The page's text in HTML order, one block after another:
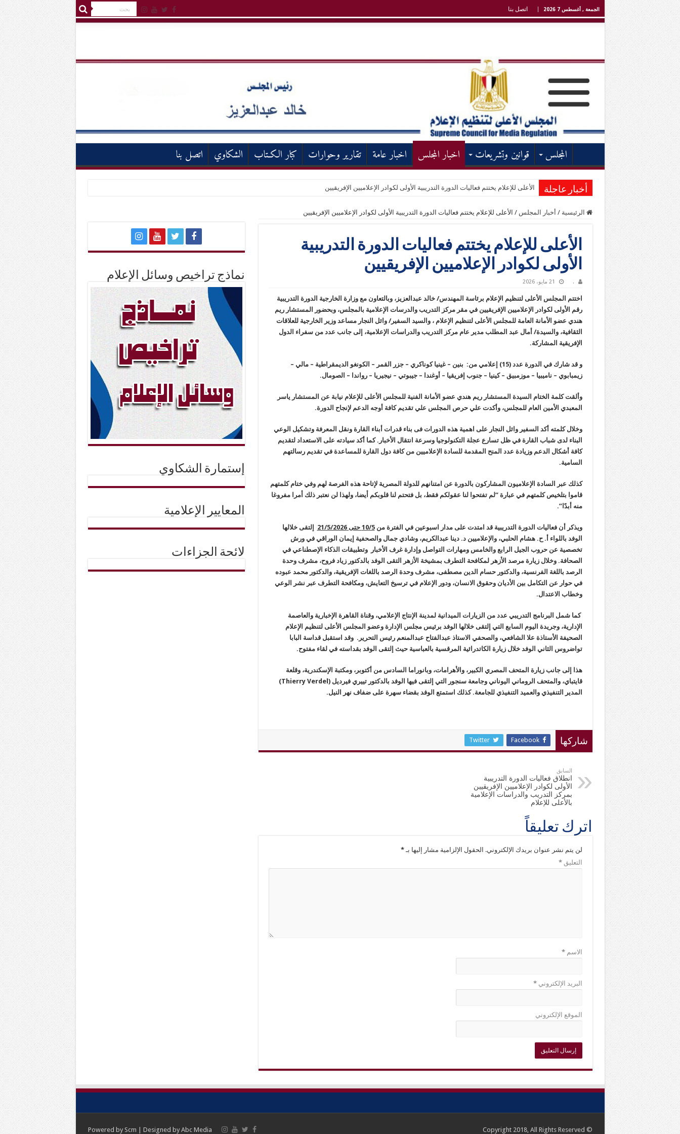
الجمعة , أغسطس 7 2026 اتصل بنا
المجلس قوانين وتشريعات اخبار المجلس اخبار عامة تقارير وحوارات كبار الكـتاب الشكاوي اتصل بنا
أخبار عاجلة الأعلى للإعلام يختتم فعاليات الدورة التدريبية الأولى لكوادر الإعلاميين الإفريقيين
الرئيسية / أخبار المجلس / الأعلى للإعلام يختتم فعاليات الدورة التدريبية الأولى لكوادر الإعلاميين الإفريقيين
الأعلى للإعلام يختتم فعاليات الدورة التدريبية
الأولى لكوادر الإعلاميين الإفريقيين
. 21 مايو، 2026
اختتم المجلس الأعلى لتنظيم الإعلام برئاسة المهندس/ خالد عبدالعزيز، وبالتعاون مع وزارة الخارجية الدورة التدريبية
رقم الأولى لكوادر الإعلاميين الإفريقيين في مقر مركز التدريب والدرسات الإعلامية بالمجلس، وبحضور المستشار ريم
هندي عضو الأمانة العامة للمجلس الأعلى لتنظيم الإعلام ، والسيد السفير/ وائل النجار مساعد وزير الخارجية للعلاقات
الثقافية، والسيدة/ أمال عبد المطلب مدير عام مركز التدريب والدراسات الإعلامية، إلى جانب عدد من سفراء الدول
الإفريقية المشاركة.
و قد شارك في الدورة عدد (15) إعلامي من: بنين – غينيا كوناكري – جزر القمر – الكونغو الديمقراطية – مالي –
زيمبابوي – ناميبيا – موزمبيق – كينيا – جنوب إفريقيا – أوغندا – جيبوتي – نيجيريا – رواندا – الصومال.
وألقت كلمة الختام السيدة المستشار ريم هندي عضو الأمانة الفنية للمجلس الأعلى للإعلام نيابة عن المستشار ياسر
المعبدي الأمين العام للمجلس، وأكدت علي حرص المجلس علي تقديم كافة أوجه الدعم لإنجاح الدورة.
وخلال كلمته أكد السفير وائل النجار على اهمية هذه الدورات فى بناء قدرات أبناء القارة ونقل المعرفة وتشكيل الوعي
البناء لدى شباب القارة في ظل تسارع عجلة التكنولوجيا وسرعة انتقال الأخبار. كما أكد سيادته على الاستعداد لتقديم
كافة أشكال الدعم وزيادة عدد المنح المقدمة للسادة الإعلاميين من كافة دول القارة للمساعدة في تقديم رسالتهم
السامية.
كذلك عبر السادة الإعلاميون المشاركون بالدورة عن امتنانهم للدولة المصرية لإتاحة هذه الفرصة لهم وفي ختام كلمتهم
قاموا بتلخيص كلمتهم في عبارة “ﻟﻢ ﺗﻔﺘﺤﻮﺍ ﻟﻨﺎ ﻋﻘﻮﻟﻜﻢ ﻓﻘﻂ، ﺑﻞ ﻓﺘﺤﺘﻢ ﻟﻨﺎ ﻗﻠﻮﺑﻜﻢ ﺃﻳﻀﺎ، ﻭﻟﻬﺬﺍ ﻟﻦ ﻧﻌﺘﺒﺮ ﺫﻟﻚ ﺃﻣﺮﺍ ﻣﻔﺮﻭﻏﺎ
ﻣﻨﻪ أبدًا”.
ويذكر أن فعاليات الدورة التدريبية قد امتدت على مدار اسبوعين في الفترة من10/5 حتى 21/5/2026 إلتقى خلالها
الوفد باللواء أ. ح. هشام الحلبي، والإعلاميين د. دينا عبدالكريم، وشادي جمال والصحفية إيمان الوراقي في ورش
تخصصية عن حروب الجيل الرابع والخامس ومهارات التواصل وإدارة غرف الأخباروتطبيقات الذكاء الإصطناعي في
الصحافة. وخلال زيارة مرصد الأزهر لمكافحة التطرف بمشيخة الأزهر التقى الوفد بالدكتور زياد فروح، مشرف وحدة
الرصد باللغة الفرنسية، والدكتور حسام الدين مصطفى، مشرف وحدة الرصد باللغات الإفريقية، والدكتور محمد عبوده
في حوار عن التكامل بين الأديان وحقوق الانسان، ودور الإعلام في ترسيخ التعايش، ومكافحة التطرف عبر نشر الوعي
وخطاب الاعتدال.
كما شمل البرنامج التدريبي عدد من الزيارات الميدانية لمدينة الإنتاج الإعلامي، وقناة القاهرة الإخبارية والعاصمة
الإدارية، وجريدة اليوم السابع التي إلتقى خلالها الوفد برئيس مجلس الإدارة وعضو المجلس الأعلى لتنظيم الإعلام
الصحيفة الأستاذة علا الشافعي، والصحفي الاستاذ عبدالفتاح عبدالمنعم رئيس التحرير . وقد استقبل قداسة البابا
تواضروس الثاني الوفد خلال زيارة الكاتدرائية المرقسية بالعباسية حيث إلتقى الوفد بقداسته في لقاء مفتوح.
هذا إلى جانب زيارة المتحف المصري الكبير، والأهرامات، وبانوراما السادس من أكتوبر، ومكتبة الإسكندرية، وقلعة
قايتباي، والمتحف الروماني اليوناني وجامعة سنجور التي إلتقى فيها الوفد بالدكتور تييري فيرديل (Thierry Verdel
)
المدير التنفيذي والعميد التنفيذي للجامعة. كذلك استمتع الوفد بقضاء سهرة على ضفاف نهر النيل.
شاركها Facebook
Twitter
السابق
انطلاق فعاليات الدورة التدريبية
الأولى لكوادر الإعلاميين الإفريقيين
بمركز التدريب والدراسات الإعلامية
بالأعلى للإعلام
اترك تعليقاً
لن يتم نشر عنوان بريدك الإلكتروني. الحقول الإلزامية مشار إليها بـ*
التعليق*
الاسم*
البريد الإلكتروني*
الموقع الإلكتروني
نماذج تراخيص وسائل الإعلام
إستمارة الشكاوي
المعايير الإعلامية
لائحة الجزاءات
Powered by Scm | Designed by Abc Media © Copyright 2018, All Rights Reserved